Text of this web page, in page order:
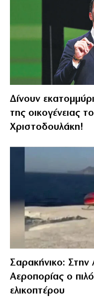
Δίνουν
της οικογένειας
Χριστοδουλάκη!
Σαρακήνικο: Στην
Αεροπορίας ο
ελικοπτέρου